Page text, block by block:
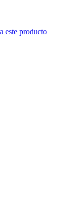
este producto